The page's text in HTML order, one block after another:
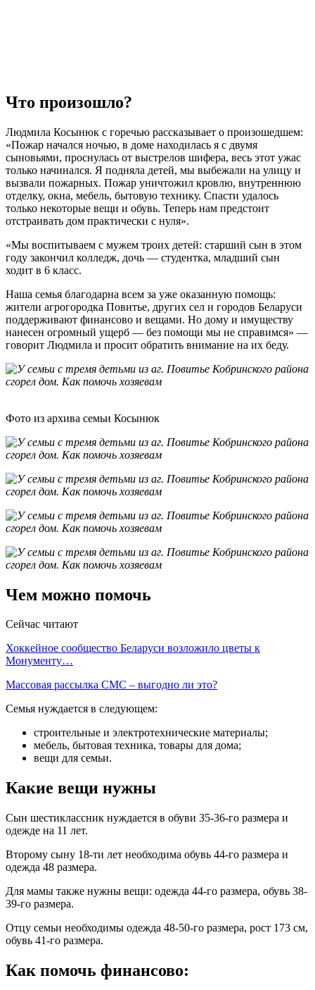
Что произошло?
Людмила Косынюк с горечью рассказывает о произошедшем:
«Пожар начался ночью, в доме находилась я с двумя
сыновьями, проснулась от выстрелов шифера, весь этот ужас
только начинался. Я подняла детей, мы выбежали на улицу и
вызвали пожарных. Пожар уничтожил кровлю, внутреннюю
отделку, окна, мебель, бытовую технику. Спасти удалось
только некоторые вещи и обувь. Теперь нам предстоит
отстраивать дом практически с нуля».
«Мы воспитываем с мужем троих детей: старший сын в этом
году закончил колледж, дочь — студентка, младший сын
ходит в 6 класс.
Наша семья благодарна всем за уже оказанную помощь:
жители агрогородка Повитье, других сел и городов Беларуси
поддерживают финансово и вещами. Но дому и имуществу
нанесен огромный ущерб — без помощи мы не справимся» —
говорит Людмила и просит обратить внимание на их беду.
Фото из архива семьи Косынюк
Чем можно помочь
Сейчас читают
Хоккейное сообщество Беларуси возложило цветы к
Монументу…
Массовая рассылка СМС – выгодно ли это?
Семья нуждается в следующем:
строительные и электротехнические материалы;
мебель, бытовая техника, товары для дома;
вещи для семьи.
Какие вещи нужны
Сын шестиклассник нуждается в обуви 35-36-го размера и
одежде на 11 лет.
Второму сыну 18-ти лет необходима обувь 44-го размера и
одежда 48 размера.
Для мамы также нужны вещи: одежда 44-го размера, обувь 38-
39-го размера.
Отцу семьи необходимы одежда 48-50-го размера, рост 173 см,
обувь 41-го размера.
Как помочь финансово: